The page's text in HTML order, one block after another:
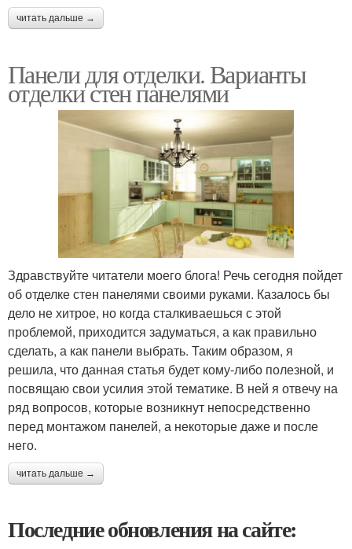
читать дальше →
Панели для отделки. Варианты
отделки стен панелями
Здравствуйте читатели моего блога! Речь сегодня пойдет
об отделке стен панелями своими руками. Казалось бы
дело не хитрое, но когда сталкиваешься с этой
проблемой, приходится задуматься, а как правильно
сделать, а как панели выбрать. Таким образом, я
решила, что данная статья будет кому-либо полезной, и
посвящаю свои усилия этой тематике. В ней я отвечу на
ряд вопросов, которые возникнут непосредственно
перед монтажом панелей, а некоторые даже и после
него.
читать дальше →
Последние обновления на сайте: